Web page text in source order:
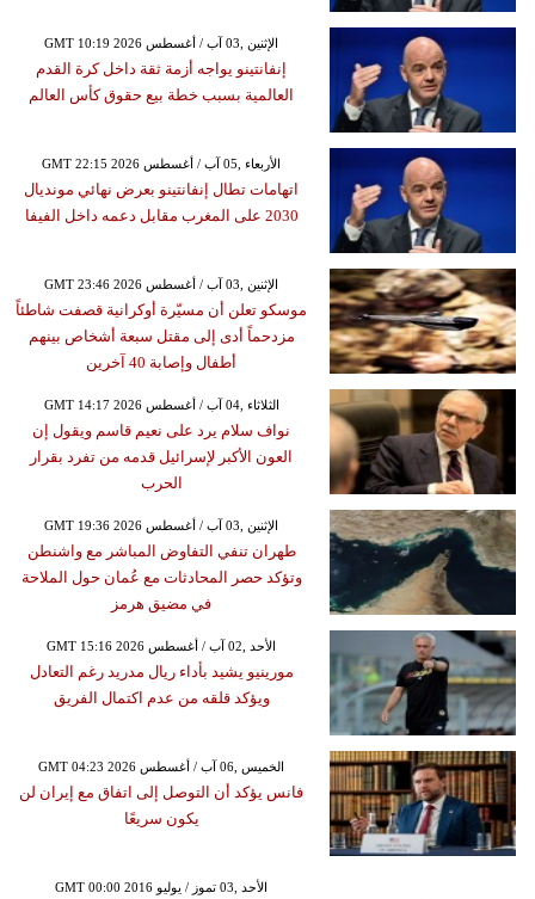
GMT 10:19 2026 الإثنين ,03 آب / أغسطس
إنفانتينو يواجه أزمة ثقة داخل كرة القدم
العالمية بسبب خطة بيع حقوق كأس العالم
GMT 22:15 2026 الأربعاء ,05 آب / أغسطس
اتهامات تطال إنفانتينو بعرض نهائي مونديال
2030 على المغرب مقابل دعمه داخل الفيفا
GMT 23:46 2026 الإثنين ,03 آب / أغسطس
موسكو تعلن أن مسيّرة أوكرانية قصفت شاطئاً
مزدحماً أدى إلى مقتل سبعة أشخاص بينهم
أطفال وإصابة 40 آخرين
GMT 14:17 2026 الثلاثاء ,04 آب / أغسطس
نواف سلام يرد على نعيم قاسم ويقول إن
العون الأكبر لإسرائيل قدمه من تفرد بقرار
الحرب
GMT 19:36 2026 الإثنين ,03 آب / أغسطس
طهران تنفي التفاوض المباشر مع واشنطن
وتؤكد حصر المحادثات مع عُمان حول الملاحة
في مضيق هرمز
GMT 15:16 2026 الأحد ,02 آب / أغسطس
مورينيو يشيد بأداء ريال مدريد رغم التعادل
ويؤكد قلقه من عدم اكتمال الفريق
GMT 04:23 2026 الخميس ,06 آب / أغسطس
فانس يؤكد أن التوصل إلى اتفاق مع إيران لن
يكون سريعًا
GMT 00:00 2016 الأحد ,03 تموز / يوليو